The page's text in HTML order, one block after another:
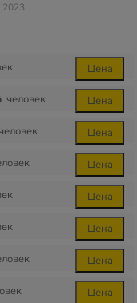
Цена
человек Цена
человек Цена
Цена
Цена
Цена
Цена
Цена